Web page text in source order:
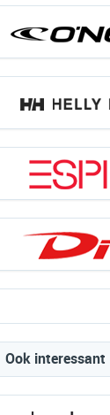
Ook interessant